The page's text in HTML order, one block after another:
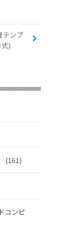
テンプ
)
(161)
コンピ